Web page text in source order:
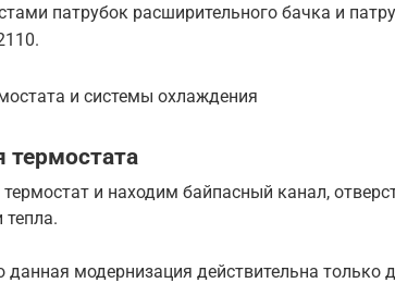
патрубок расширительного бачка и
и системы охлаждения
термостата
и находим байпасный канал,
тепла.
данная модернизация действительна только